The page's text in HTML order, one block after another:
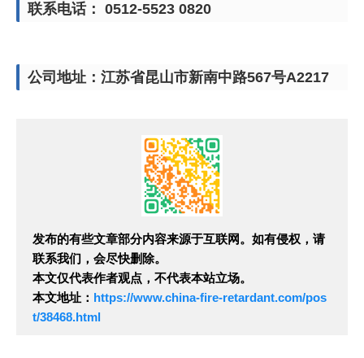
联系电话： 0512-5523 0820
公司地址：江苏省昆山市新南中路567号A2217
发布的有些文章部分内容来源于互联网。如有侵权，请
联系我们，会尽快删除。
本文仅代表作者观点，不代表本站立场。
本文地址： https://www.china-fire-retardant.com/pos
t/38468.html